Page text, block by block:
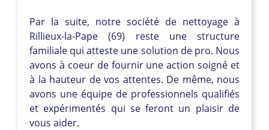
Par la suite, notre société de nettoyage à
Rillieux-la-Pape (69) reste une structure
familiale qui atteste une solution de pro. Nous
avons à coeur de fournir une action soigné et
à la hauteur de vos attentes. De même, nous
avons une équipe de professionnels qualifiés
et expérimentés qui se feront un plaisir de
vous aider.